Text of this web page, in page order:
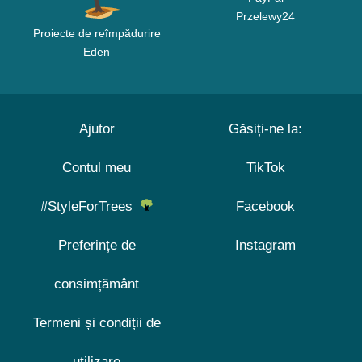
Proiecte de reîmpădurire
Eden
Przelewy24
Ajutor
Contul meu
#StyleForTrees
Preferințe de
consimțământ
Termeni și condiții de
Găsiți-ne la:
TikTok
Facebook
Instagram